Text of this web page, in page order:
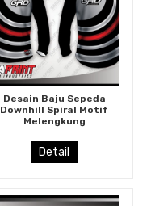
Desain Baju Sepeda
Downhill Spiral Motif
Melengkung
Detail